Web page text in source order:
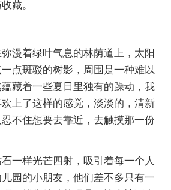
藏。
漫着绿叶气息的林荫道上，太阳
点斑驳的树影，周围是一种难以
藏着一些夏日里独有的躁动，我
上了这样的感觉，淡淡的，清新
不住想要去靠近，去触摸那一份
一样光芒四射，吸引着每一个人
园的小朋友，他们差不多只有一